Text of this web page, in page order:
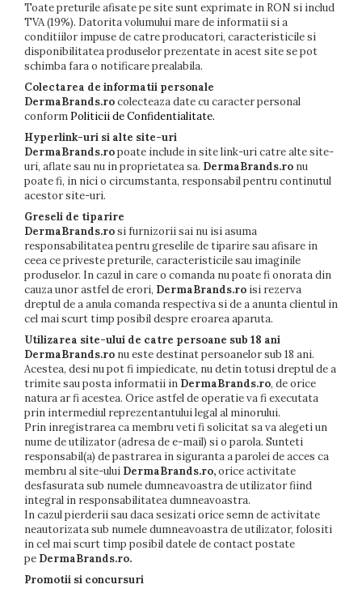
Toate preturile afisate pe site sunt exprimate in RON si includ
TVA (19%). Datorita volumului mare de informatii si a
conditiilor impuse de catre producatori, caracteristicile si
disponibilitatea produselor prezentate in acest site se pot
schimba fara o notificare prealabila.
Colectarea de informatii personale
DermaBrands.rocolecteaza date cu caracter personal
conform Politicii de Confidentialitate.
Hyperlink-uri si alte site-uri
DermaBrands.ropoate include in site link-uri catre alte site-
uri, aflate sau nu in proprietatea sa. DermaBrands.ro nu
poate fi, in nici o circumstanta, responsabil pentru continutul
acestor site-uri.
Greseli de tiparire
DermaBrands.rosi furnizorii sai nu isi asuma
responsabilitatea pentru greselile de tiparire sau afisare in
ceea ce priveste preturile, caracteristicile sau imaginile
produselor. In cazul in care o comanda nu poate fi onorata din
cauza unor astfel de erori, DermaBrands.ro isi rezerva
dreptul de a anula comanda respectiva si de a anunta clientul in
cel mai scurt timp posibil despre eroarea aparuta.
Utilizarea site-ului de catre persoane sub 18 ani
DermaBrands.ro nu este destinat persoanelor sub 18 ani.
Acestea, desi nu pot fi impiedicate, nu detin totusi dreptul de a
trimite sau posta informatii in DermaBrands.ro, de orice
natura ar fi acestea. Orice astfel de operatie va fi executata
prin intermediul reprezentantului legal al minorului.
Prin inregistrarea ca membru veti fi solicitat sa va alegeti un
nume de utilizator (adresa de e-mail) si o parola. Sunteti
responsabil(a) de pastrarea in siguranta a parolei de acces ca
membru al site-ului DermaBrands.ro,orice activitate
desfasurata sub numele dumneavoastra de utilizator fiind
integral in responsabilitatea dumneavoastra.
In cazul pierderii sau daca sesizati orice semn de activitate
neautorizata sub numele dumneavoastra de utilizator, folositi
in cel mai scurt timp posibil datele de contact postate
pe DermaBrands.ro.
Promotii si concursuri